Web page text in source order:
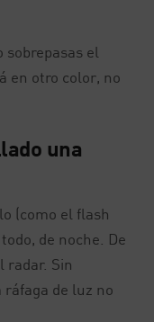
el
en otro color, no
una
(como el flash
de noche. De
radar. Sin
de luz no